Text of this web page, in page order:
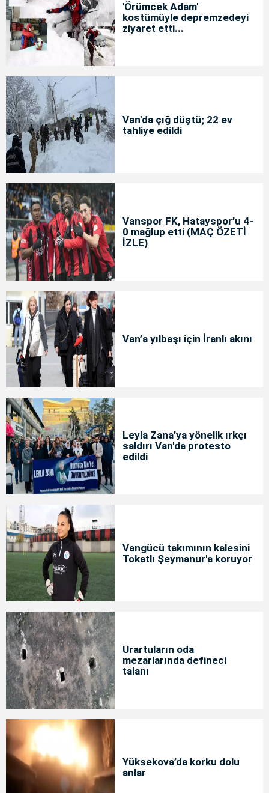
'Örümcek Adam'
kostümüyle depremzedeyi
ziyaret etti...
Van'da çığ düştü; 22 ev
tahliye edildi
Vanspor FK, Hatayspor’u 4-
0 mağlup etti (MAÇ ÖZETİ
İZLE)
Van’a yılbaşı için İranlı akını
Leyla Zana’ya yönelik ırkçı
saldırı Van'da protesto
edildi
Vangücü takımının kalesini
Tokatlı Şeymanur'a koruyor
Urartuların oda
mezarlarında defineci
talanı
Yüksekova’da korku dolu
anlar